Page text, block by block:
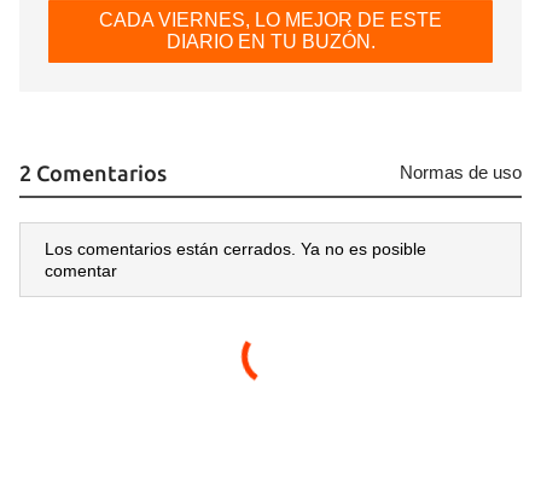
CADA VIERNES, LO MEJOR DE ESTE
DIARIO EN TU BUZÓN.
2 Comentarios Normas de uso
Los comentarios están cerrados. Ya no es posible
comentar